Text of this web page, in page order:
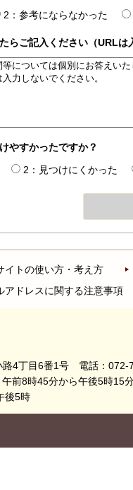
2：参考にならなかった
らご記入ください（URLは
やすかったですか？
2：見つけにくかった
イトの使い方・考え方
アドレスに関する注意事項
路4丁目6番1号 電話：072-
前8時45分から午後5時15
後5時